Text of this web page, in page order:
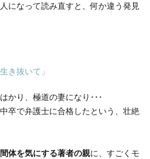
になって読み直すと、何か違う発見
き抜いて」
かり、極道の妻になり･･･
卒で弁護士に合格したという、壮絶
体を気にする著者の親に、すごくモ